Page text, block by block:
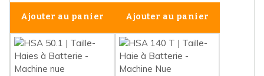
Ajouter au panier Ajouter au panier